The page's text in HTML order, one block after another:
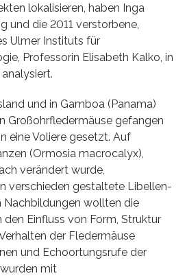
lokalisieren, haben Inga
und die 2011 verstorbene,
Ulmer Instituts für
Professorin Elisabeth Kalko, in
und in Gamboa (Panama)
Großohrfledermäuse gefangen
eine Voliere gesetzt. Auf
(Ormosia macrocalyx),
verändert wurde,
verschieden gestaltete Libellen-
Nachbildungen wollten die
Einfluss von Form, Struktur
der Fledermäuse
und Echoortungsrufe der
mit